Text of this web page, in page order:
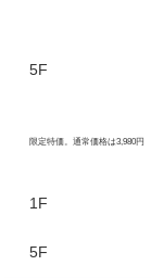
5F
限定特価。通常価格は3,980円
1F
5F